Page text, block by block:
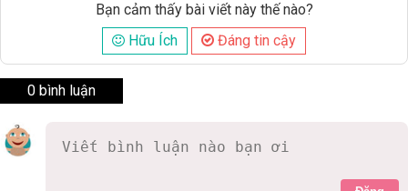
Bạn cảm thấy bài viết này thế nào?
Hữu Ích
Đáng tin cậy
0 bình luận